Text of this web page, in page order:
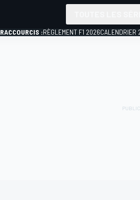
RACCOURCIS :RÈGLEMENT F1 2026CALENDRIER